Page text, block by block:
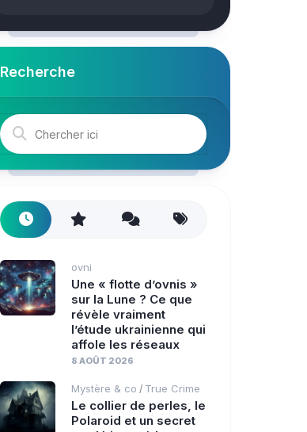
Recherche
ovni
Une « flotte d’ovnis »
sur la Lune ? Ce que
révèle vraiment
l’étude ukrainienne qui
affole les réseaux
8 AOÛT 2026
Mystère & co / True Crime
Le collier de perles, le
Polaroid et un secret